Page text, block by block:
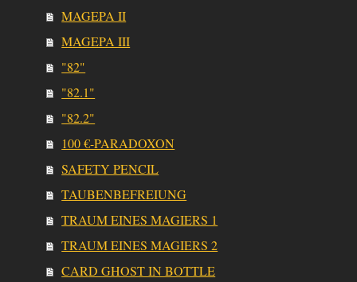
MAGEPA II
MAGEPA III
"82"
"82.1"
"82.2"
100 €-PARADOXON
SAFETY PENCIL
TAUBENBEFREIUNG
TRAUM EINES MAGIERS 1
TRAUM EINES MAGIERS 2
CARD GHOST IN BOTTLE